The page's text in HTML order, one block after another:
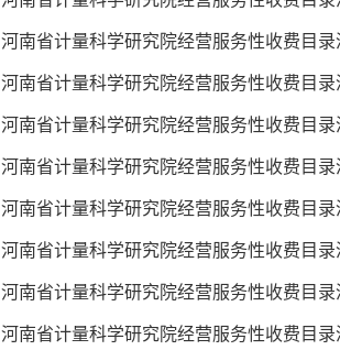
河南省计量科学研究院经营服务性收费目
河南省计量科学研究院经营服务性收费目
河南省计量科学研究院经营服务性收费目
河南省计量科学研究院经营服务性收费目
河南省计量科学研究院经营服务性收费目
河南省计量科学研究院经营服务性收费目
河南省计量科学研究院经营服务性收费目
河南省计量科学研究院经营服务性收费目